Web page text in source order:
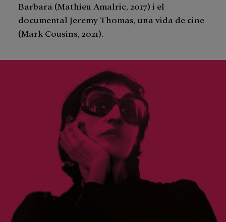
Barbara (Mathieu Amalric, 2017) i el
documental Jeremy Thomas, una vida de cine
(Mark Cousins, 2021).